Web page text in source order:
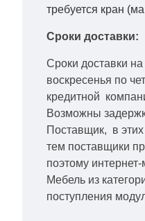
требуется кран
Сроки доставки:
Сроки доставки
воскресенья по
кредитной
Возможны
Поставщик, в этих
тем поставщики
поэтому
Мебель из
поступления